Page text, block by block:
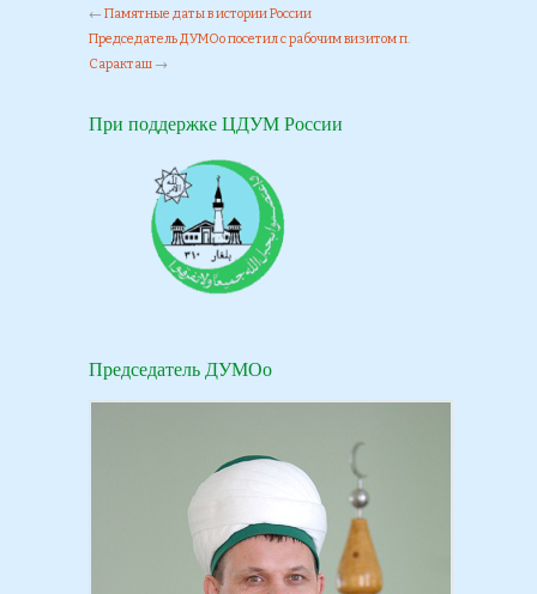
← Памятные даты в истории России
Председатель ДУМОо посетил с рабочим визитом п.
Саракташ →
При поддержке ЦДУМ России
Председатель ДУМОо